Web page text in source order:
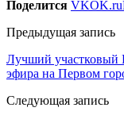
Поделится VKOK.ru
Предыдущая запись
Лучший участковый
эфира на Первом
Следующая запись